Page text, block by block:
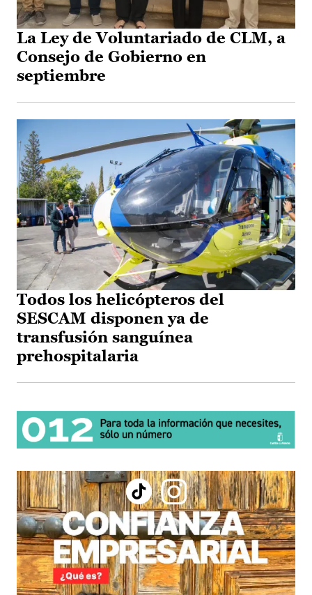
La Ley de Voluntariado de CLM, a
Consejo de Gobierno en
septiembre
Todos los helicópteros del
SESCAM disponen ya de
transfusión sanguínea
prehospitalaria